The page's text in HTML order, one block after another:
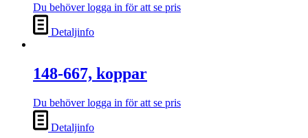
Du behöver logga in för att se pris
Detaljinfo
148-667, koppar
Du behöver logga in för att se pris
Detaljinfo